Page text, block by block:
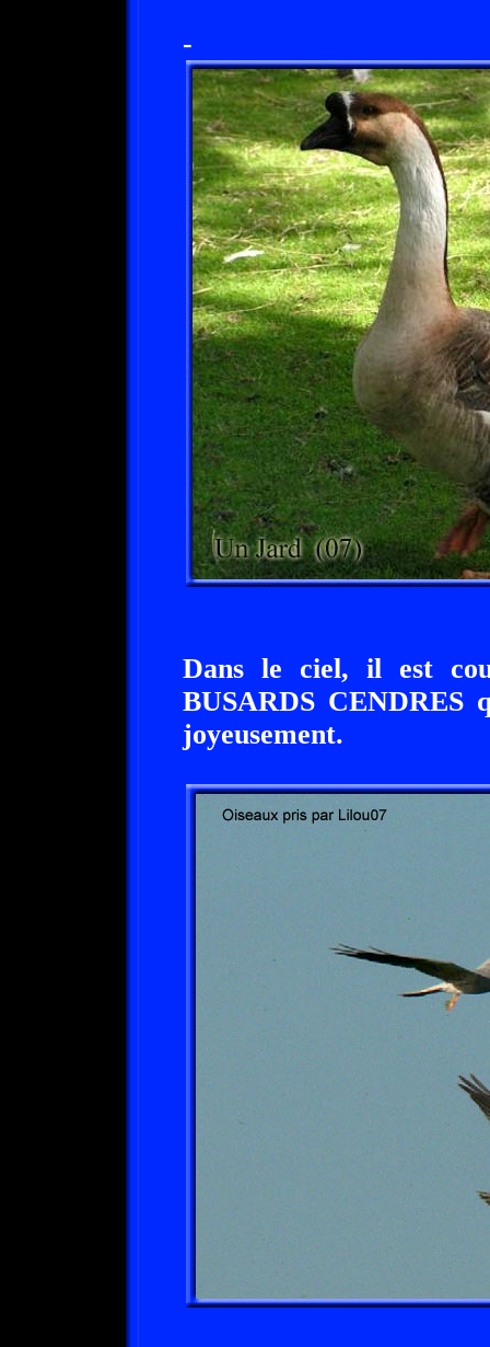
-
Dans le ciel, il est
BUSARDS CENDRES
joyeusement.